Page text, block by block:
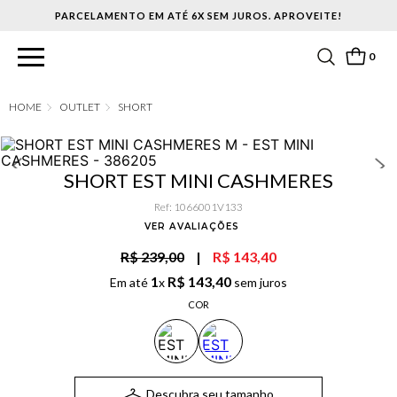
PARCELAMENTO EM ATÉ 6X SEM JUROS. APROVEITE!
0
OUTLET SHORT
SHORT EST MINI CASHMERES
Ref: 1066001V133
VER AVALIAÇÕES
R$ 239,00 | R$ 143,40
Em até 1x R$ 143,40 sem juros
COR